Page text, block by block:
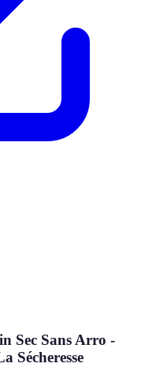
Sec Sans Arro -
Sécheresse